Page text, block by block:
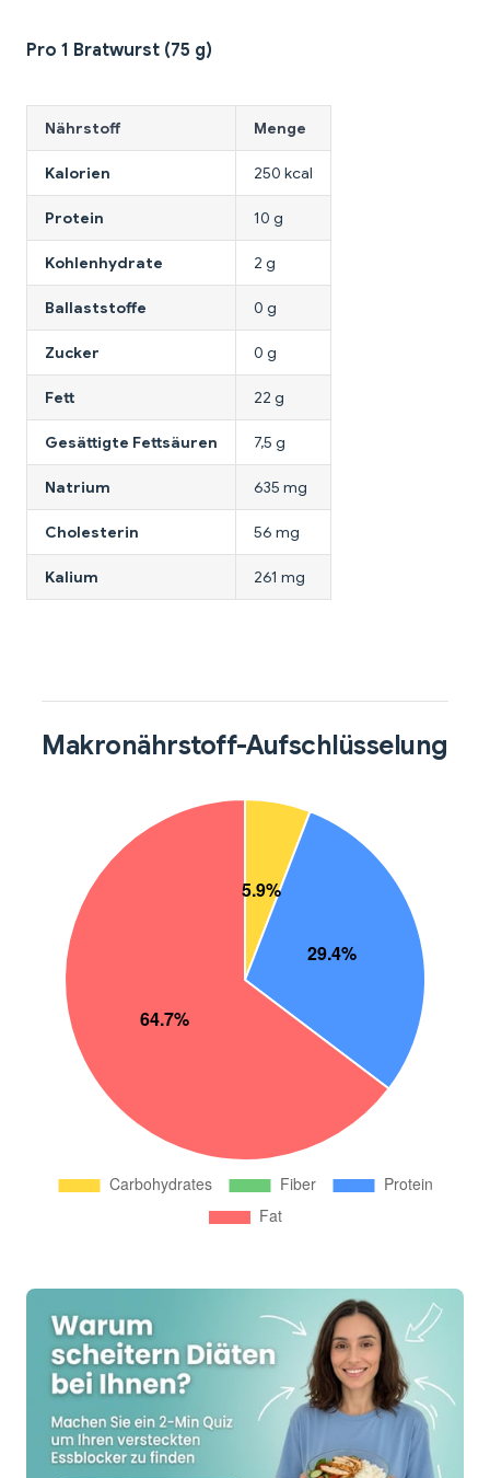
Pro 1 Bratwurst (75 g)
Nährstoff Menge
Kalorien 250 kcal
Protein 10 g
Kohlenhydrate 2 g
Ballaststoffe 0 g
Zucker 0 g
Fett 22 g
Gesättigte Fettsäuren 7,5 g
Natrium 635 mg
Cholesterin 56 mg
Kalium 261 mg
Makronährstoff-Aufschlüsselung